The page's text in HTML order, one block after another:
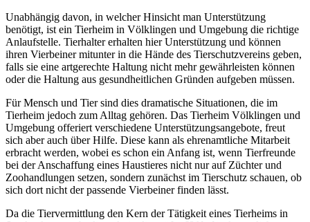
Unabhängig davon, in welcher Hinsicht man Unterstützung
benötigt, ist ein Tierheim in Völklingen und Umgebung die richtige
Anlaufstelle. Tierhalter erhalten hier Unterstützung und können
ihren Vierbeiner mitunter in die Hände des Tierschutzvereins geben,
falls sie eine artgerechte Haltung nicht mehr gewährleisten können
oder die Haltung aus gesundheitlichen Gründen aufgeben müssen.
Für Mensch und Tier sind dies dramatische Situationen, die im
Tierheim jedoch zum Alltag gehören. Das Tierheim Völklingen und
Umgebung offeriert verschiedene Unterstützungsangebote, freut
sich aber auch über Hilfe. Diese kann als ehrenamtliche Mitarbeit
erbracht werden, wobei es schon ein Anfang ist, wenn Tierfreunde
bei der Anschaffung eines Haustieres nicht nur auf Züchter und
Zoohandlungen setzen, sondern zunächst im Tierschutz schauen, ob
sich dort nicht der passende Vierbeiner finden lässt.
Da die Tiervermittlung den Kern der Tätigkeit eines Tierheims in